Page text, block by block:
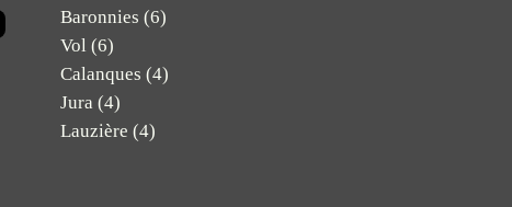
Baronnies (6)
Vol (6)
Calanques (4)
Jura (4)
Lauzière (4)